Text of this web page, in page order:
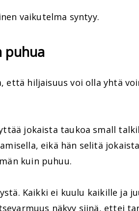
vaikutelma syntyy.
puhua
hiljaisuus voi olla yhtä
jokaista taukoa small
eikä hän selitä jokaista
kuin puhuu.
Kaikki ei kuulu kaikille ja
näkyy siinä, ettei